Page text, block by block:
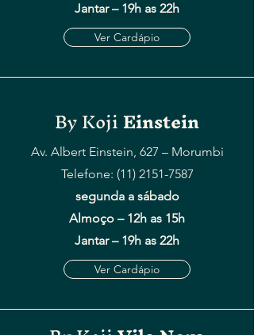
Jantar – 19h as 22h
Ver Cardápio
By KojiEinstein
Av. Albert Einstein, 627 – Morumbi
Telefone: (11) 2151-7587
segunda a sábado
Almoço –12h as 15h
Jantar – 19h as 22h
Ver Cardápio